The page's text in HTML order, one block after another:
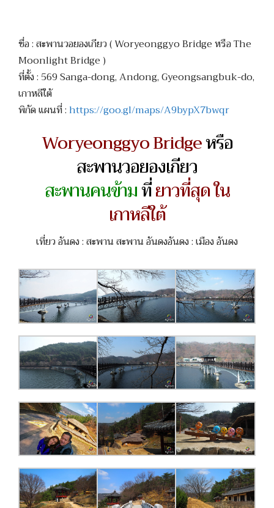
ชื่อ : สะพานวอยองเกียว ( Woryeonggyo Bridge หรือ The
Moonlight Bridge )
ที่ตั้ง : 569 Sanga-dong, Andong, Gyeongsangbuk-do,
เกาหลีใต้
พิกัด แผนที่ :https://goo.gl/maps/A9bypX7bwqr
Woryeonggyo Bridgeหรือ
สะพานวอยองเกียว
สะพานคนข้ามที่ยาวที่สุด ใน
เกาหลีใต้
เที่ยว อันดง : สะพาน สะพาน อันดงอันดง : เมือง อันดง